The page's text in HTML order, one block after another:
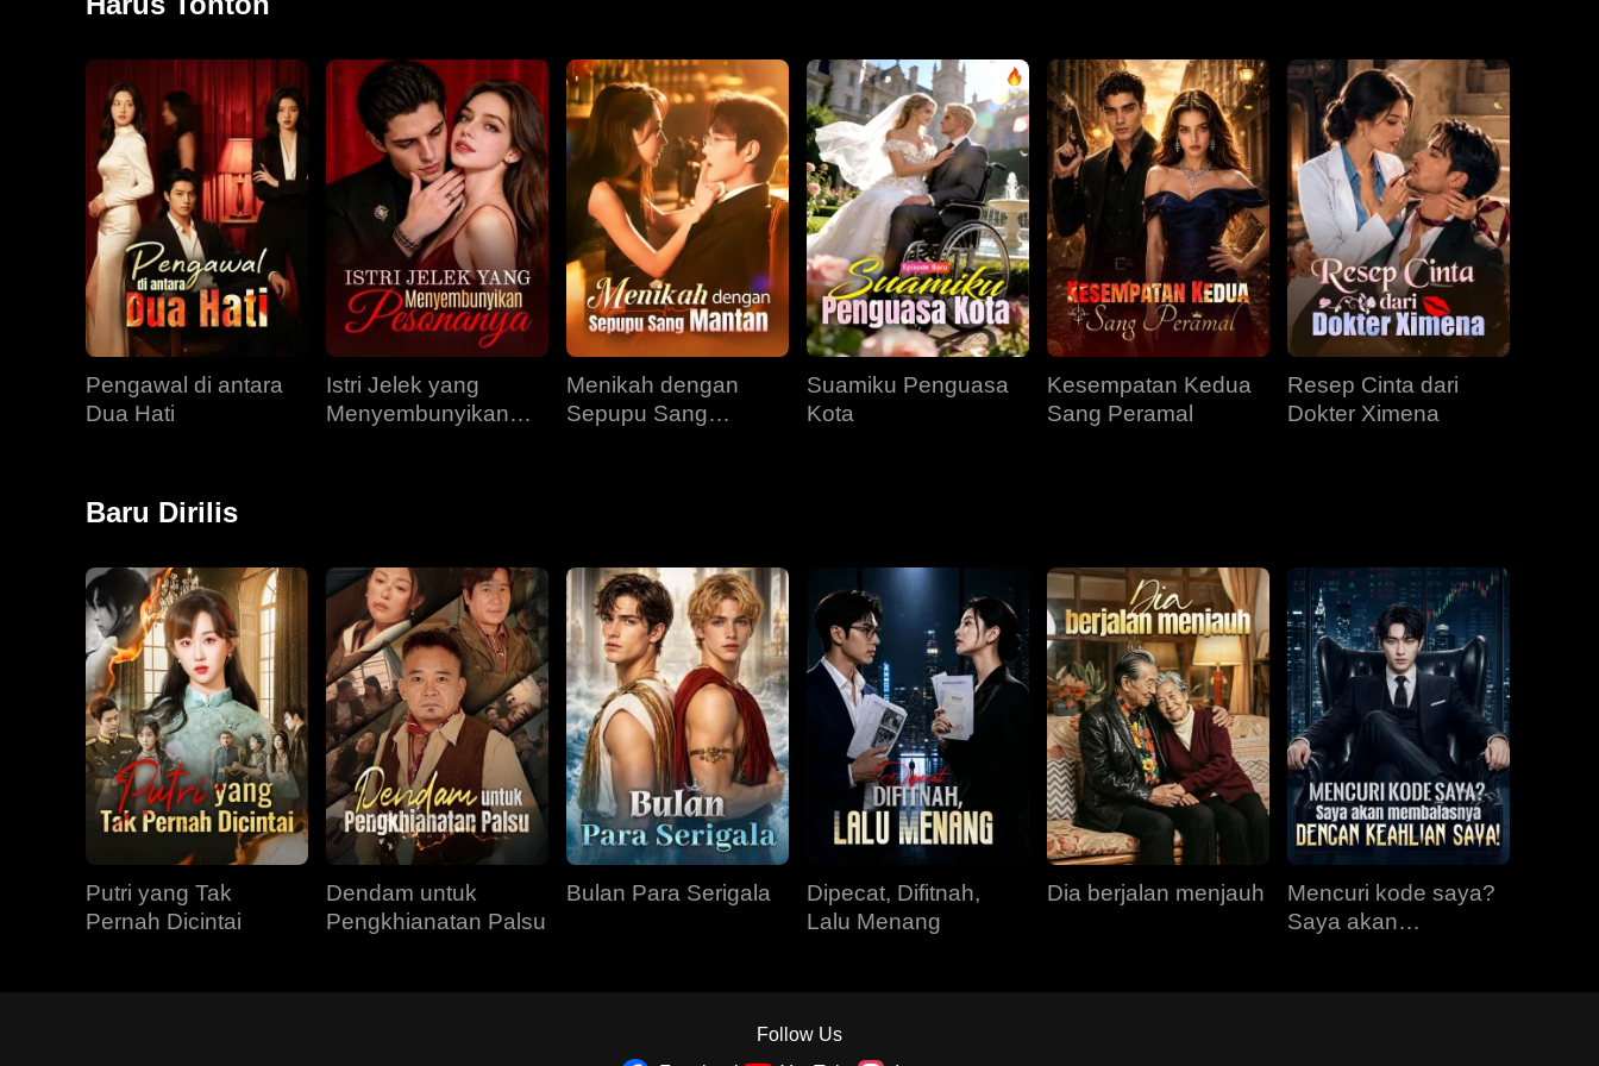
EP 34 EP 35 EP 36
EP 37 EP 38
EP 40
Pengawal di antara
Dua Hati
Istri Jelek yang
Menyembunyikan
Menikah dengan
Sepupu Sang
Suamiku Penguasa
Kota
Kesempatan Kedua
Sang Peramal
Resep Cinta dari
Dokter Ximena
Baru Dirilis
Putri yang Tak
Pernah Dicintai
Dendam untuk
Pengkhianatan Palsu
Bulan Para Serigala
Dipecat, Difitnah,
Lalu Menang
Dia berjalan menjauh
Mencuri kode saya?
Saya akan
Follow Us